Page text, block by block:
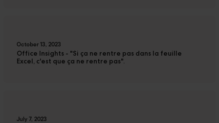
October 13, 2023
Office Insights - "Si ça ne rentre pas dans la feuille
Excel, c'est que ça ne rentre pas".
July 7, 2023